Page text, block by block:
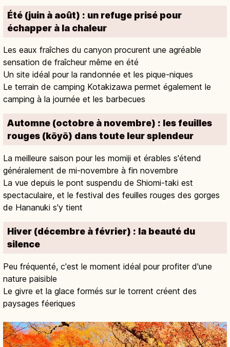
Été (juin à août) : un refuge prisé pour
échapper à la chaleur
Les eaux fraîches du canyon procurent une agréable
sensation de fraîcheur même en été
Un site idéal pour la randonnée et les pique-niques
Le terrain de camping Kotakizawa permet également le
camping à la journée et les barbecues
Automne (octobre à novembre) : les feuilles
rouges (kōyō) dans toute leur splendeur
La meilleure saison pour les momiji et érables s'étend
généralement de mi-novembre à fin novembre
La vue depuis le pont suspendu de Shiomi-taki est
spectaculaire, et le festival des feuilles rouges des gorges
de Hananuki s'y tient
Hiver (décembre à février) : la beauté du
silence
Peu fréquenté, c'est le moment idéal pour profiter d'une
nature paisible
Le givre et la glace formés sur le torrent créent des
paysages féeriques